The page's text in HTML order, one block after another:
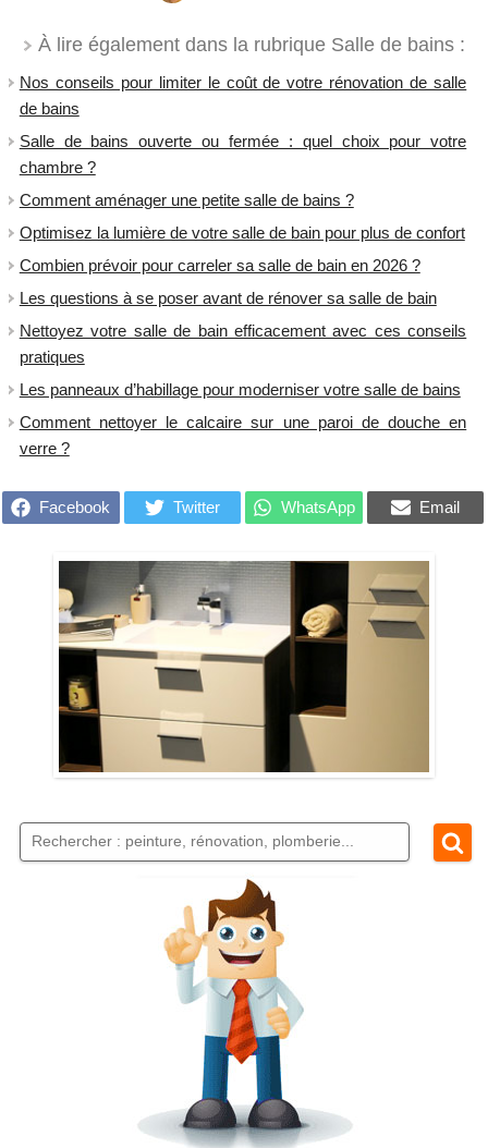
À lire également dans la rubrique Salle de bains :
Nos conseils pour limiter le coût de votre rénovation de salle
de bains
Salle de bains ouverte ou fermée : quel choix pour votre
chambre ?
​Comment aménager une petite salle de bains ?
Optimisez la lumière de votre salle de bain pour plus de confort
Combien prévoir pour carreler sa salle de bain en 2026 ?
Les questions à se poser avant de rénover sa salle de bain
Nettoyez votre salle de bain efficacement avec ces conseils
pratiques
Les panneaux d’habillage pour moderniser votre salle de bains
Comment nettoyer le calcaire sur une paroi de douche en
verre ?
Facebook Twitter WhatsApp Email